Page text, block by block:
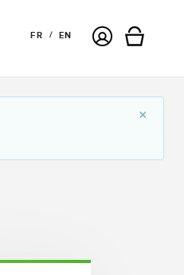
FR EN Connexion
Panier
×